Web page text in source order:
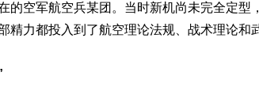
的空军航空兵某团。当时新机尚未完全定型
精力都投入到了航空理论法规、战术理论和